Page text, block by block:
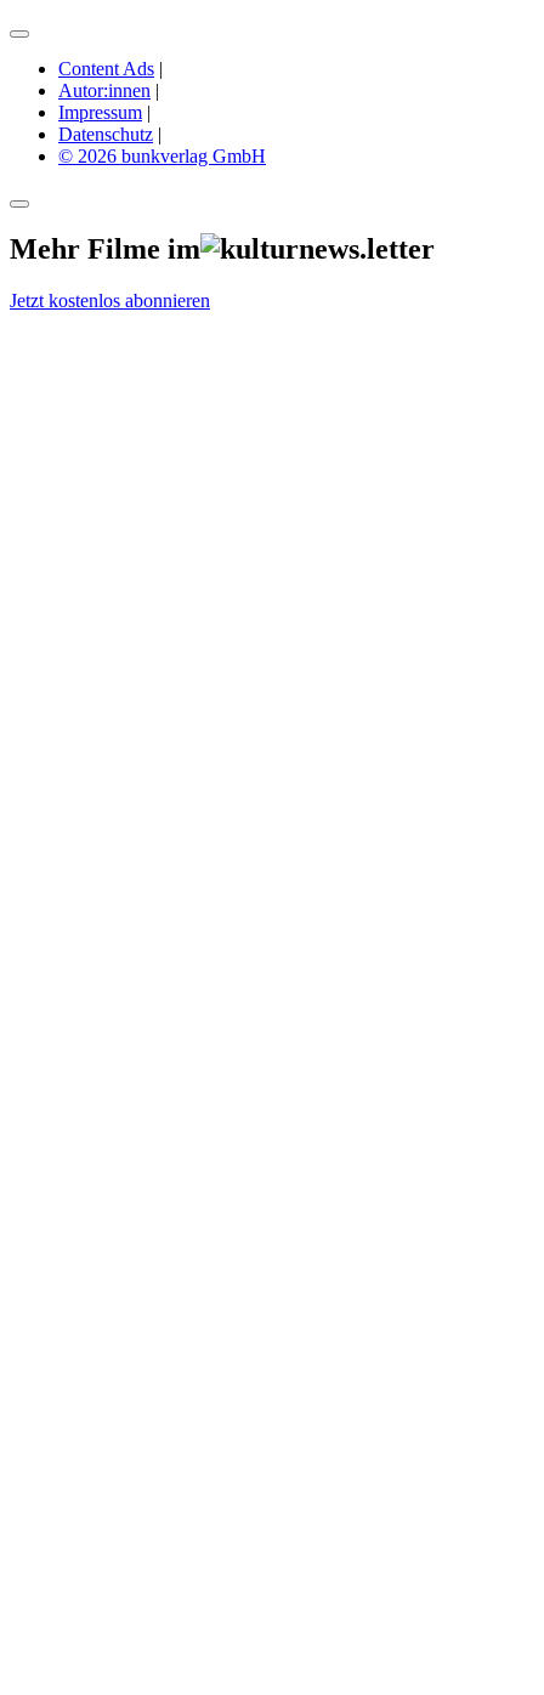
Content Ads |
Autor:innen |
Impressum |
Datenschutz |
© 2026 bunkverlag GmbH
Mehr Filme im
Jetzt kostenlos abonnieren